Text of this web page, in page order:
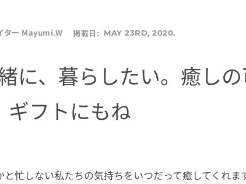
ター Mayumi.W 掲載日: MAY 23RD, 2020.
に、暮らしたい。癒し
ギフトにもね
忙しない私たちの気持ちをいつだって癒してくれま